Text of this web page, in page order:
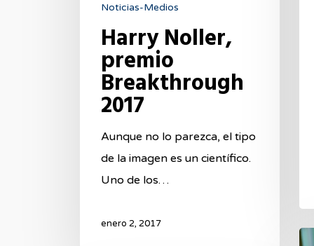
Noticias-Medios
Harry Noller,
premio
Breakthrough
2017
Aunque no lo parezca, el tipo
de la imagen es un científico.
Uno de los…
enero 2, 2017